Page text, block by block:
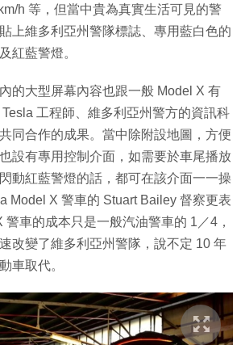
h 等，但當中貴為真實生活可見的警
上維多利亞州警隊標誌、專用藍白色的
紅藍警燈。
的大型屏幕內容也跟一般 Model X 有
工程師、維多利亞州警方的資訊科
同合作的成果。當中除附設地圖，方便
設有專用控制介面，如需要於車尾播放
動紅藍警燈的話，都可在該介面一一操
Model X 警車的 Stuart Bailey 督察更表
警車的成本只是一般汽油警車的 1／4，
改變了維多利亞州警隊，說不定 10 年
車取代。